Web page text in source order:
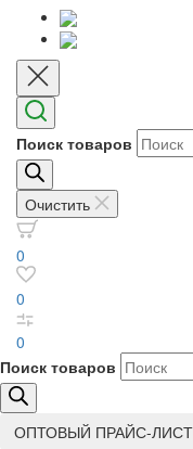
Поиск товаров
Очистить
0
0
0
Поиск товаров
ОПТОВЫЙ ПРАЙС-ЛИСТ